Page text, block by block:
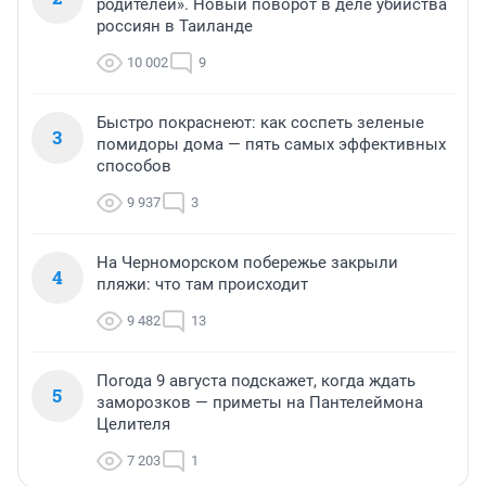
родителей». Новый поворот в деле убийства
россиян в Таиланде
10 002 9
3
Быстро покраснеют: как соспеть зеленые
помидоры дома — пять самых эффективных
способов
9 937 3
4
На Черноморском побережье закрыли
пляжи: что там происходит
9 482 13
5
Погода 9 августа подскажет, когда ждать
заморозков — приметы на Пантелеймона
Целителя
7 203 1